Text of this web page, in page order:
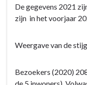
De gegevens 2021
zijn in het voorjaar
Weergave van de
Bezoekers (2020)
de 5 inwoners),